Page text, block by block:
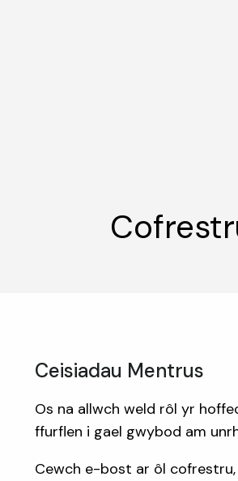
Ceisiadau Mentrus
Os na allwch weld rôl yr
ffurflen i gael gwybod am
Cewch e-bost ar ôl